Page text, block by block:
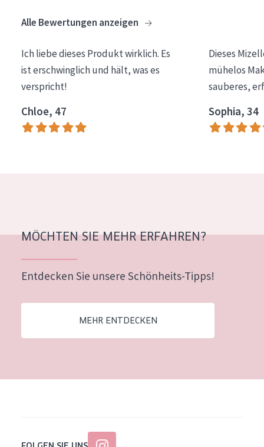
PRODUKTLINIE
Essentials
Lift+
Expert
Mischhaut und fettige Haut
Reife Haut
Der Sonne ausgesetzte Haut
Jedes alter
Reife Haut
Alle Bewertungen anzeigen
Ich liebe dieses Produkt wirklich. Es
ist erschwinglich und hält, was es
verspricht!
Chloe, 47
Dieses
mühelos
sauberes,
Sophia, 34
MÖCHTEN SIE MEHR ERFAHREN?
Entdecken Sie unsere Schönheits-Tipps!
MEHR ENTDECKEN